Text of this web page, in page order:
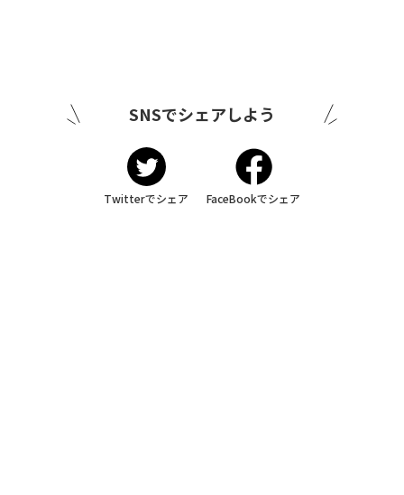
SNSでシェアしよう
Twitterでシェア FaceBookでシェア